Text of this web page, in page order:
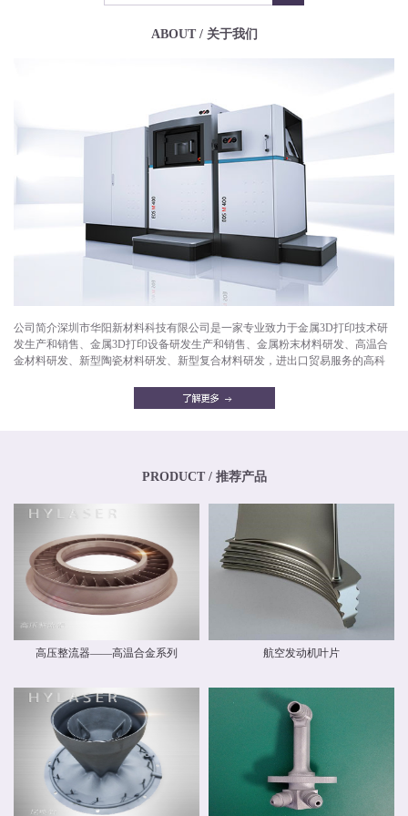
ABOUT / 关于我们
公司简介深圳市华阳新材料科技有限公司是一家专业致力于金属3D打印技术研
发生产和销售、金属3D打印设备研发生产和销售、金属粉末材料研发、高温合
金材料研发、新型陶瓷材料研发、新型复合材料研发，进出口贸易服务的高科
油喷嘴，减重机箱，散热器，异形件，模具，工艺品等。华阳新材料拥有一支
专业化、年轻化的技术团队，其骨干均为博士、硕士，其中博士生比例超过
联合研发合作关系。华阳新材料具有高素质人才的研发中心，，拥有一流的跨
检测设备，能够对材料物理力学性能、化学性能及疲劳损伤进行检测，能分析
材料化学成分、分析金属及金属间化合物的分布、分析晶体和晶界组织。 华阳
新材料现有激光专业级金属3D打印设备多台。公司具有ISO9001质量体系认
证，具备完整的质量管理体系。公司战略华阳的价值理念是 创造价值，创新报
国 ；核心竞争力是持续创新、快速响应。我们根据客户需求开发新产品和系统
方案，提供可靠的质量和最好的服务，并降低客户成本。
PRODUCT / 推荐产品
高压整流器——高温合金系列 航空发动机叶片